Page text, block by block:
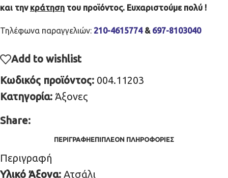
και την κράτηση του προϊόντος. Ευχαριστούμε πολύ !
Τηλέφωνα παραγγελιών: 210-4615774& 697-8103040
Add to wishlist
Κωδικός προϊόντος: 004.11203
Κατηγορία: Άξονες
Share:
ΠΕΡΙΓΡΑΦΉΕΠΙΠΛΈΟΝ ΠΛΗΡΟΦΟΡΊΕΣ
Περιγραφή
Υλικό Άξονα: Ατσάλι